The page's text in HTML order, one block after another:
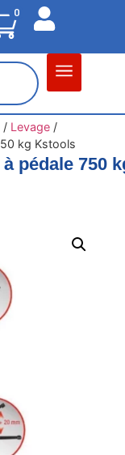
0
/ Levage/
kg Kstools
pédale 750